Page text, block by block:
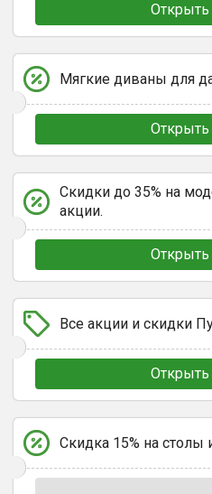
Мягкие диваны для
Скидки до 35% на
акции.
Все акции и скидки
Скидка 15% на столы